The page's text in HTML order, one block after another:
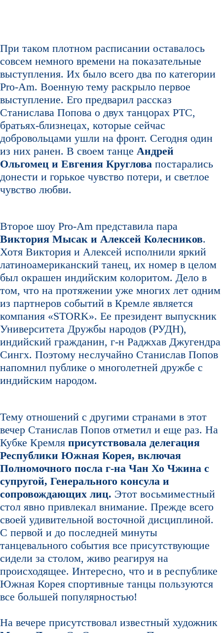
При таком плотном расписании оставалось
совсем немного времени на показательные
выступления. Их было всего два по категории
Pro-Am. Военную тему раскрыло первое
выступление. Его предварил рассказ
Станислава Попова о двух танцорах РТС,
братьях-близнецах, которые сейчас
добровольцами ушли на фронт. Сегодня один
из них ранен. В своем танце Андрей
Ольгомец и Евгения Круглова постарались
донести и горькое чувство потери, и светлое
чувство любви.
Второе шоу Pro-Am представила пара
Виктория Мысак и Алексей Колесников.
Хотя Виктория и Алексей исполнили яркий
латиноамериканский танец, их номер в целом
был окрашен индийским колоритом. Дело в
том, что на протяжении уже многих лет одним
из партнеров событий в Кремле является
компания «STORK». Ее президент выпускник
Университета Дружбы народов (РУДН),
индийский гражданин, г-н Раджхав Джугендра
Сингх. Поэтому неслучайно Станислав Попов
напомнил публике о многолетней дружбе с
индийским народом.
Тему отношений с другими странами в этот
вечер Станислав Попов отметил и еще раз. На
Кубке Кремля присутствовала делегация
Республики Южная Корея, включая
Полномочного посла г-на Чан Хо Чжина с
супругой, Генерального консула и
сопровождающих лиц. Этот восьмиместный
стол явно привлекал внимание. Прежде всего
своей удивительной восточной дисциплиной.
С первой и до последней минуты
танцевального события все присутствующие
сидели за столом, живо реагируя на
происходящее. Интересно, что и в республике
Южная Корея спортивные танцы пользуются
все большей популярностью!
На вечере присутствовал известный художник